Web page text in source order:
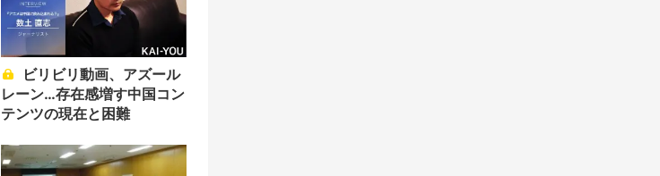
レーン…存在感増す中国コン
テンツの現在と困難